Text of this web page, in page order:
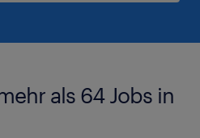
als 64 Jobs in